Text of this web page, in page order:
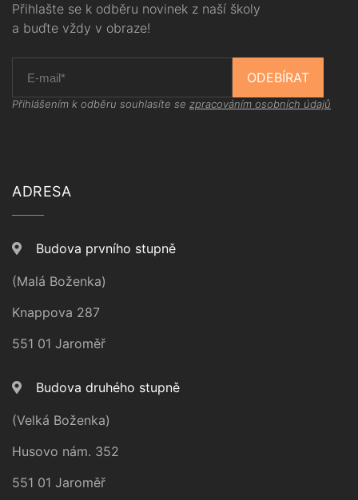
Přihlašte se k odběru novinek z naší školy
a buďte vždy v obraze!
ODEBÍRAT
Přihlášením k odběru souhlasíte se zpracováním osobních údajů
ADRESA
Budova prvního stupně
(Malá Boženka)
Knappova 287
551 01 Jaroměř
Budova druhého stupně
(Velká Boženka)
Husovo nám. 352
551 01 Jaroměř